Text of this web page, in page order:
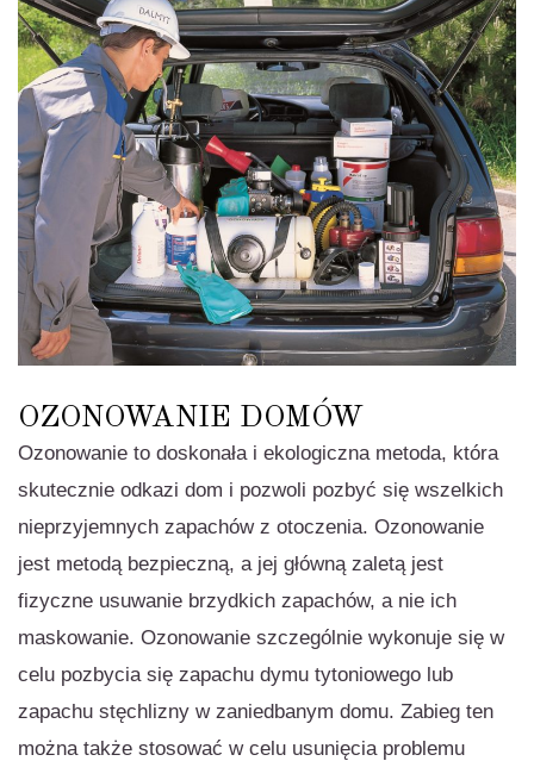
OZONOWANIE DOMÓW
Ozonowanie to doskonała i ekologiczna metoda, która
skutecznie odkazi dom i pozwoli pozbyć się wszelkich
nieprzyjemnych zapachów z otoczenia. Ozonowanie
jest metodą bezpieczną, a jej główną zaletą jest
fizyczne usuwanie brzydkich zapachów, a nie ich
maskowanie. Ozonowanie szczególnie wykonuje się w
celu pozbycia się zapachu dymu tytoniowego lub
zapachu stęchlizny w zaniedbanym domu. Zabieg ten
można także stosować w celu usunięcia problemu